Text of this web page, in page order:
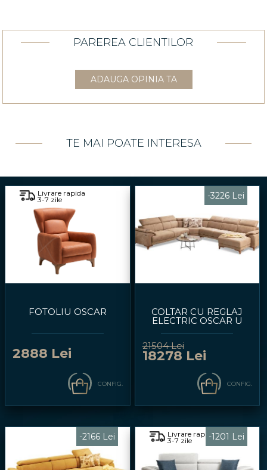
PAREREA CLIENTILOR
ADAUGA OPINIA TA
TE MAI POATE INTERESA
Livrare rapida
3-7 zile
FOTOLIU OSCAR
2888 Lei
CONFIG.
-3226 Lei
COLTAR CU REGLAJ
ELECTRIC OSCAR U
21504 Lei
18278 Lei
CONFIG.
-2166 Lei Livrare rapida
3-7 zile -1201 Lei